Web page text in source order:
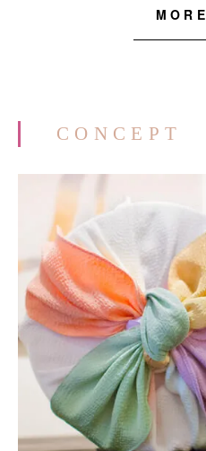
MORE
CONCEPT